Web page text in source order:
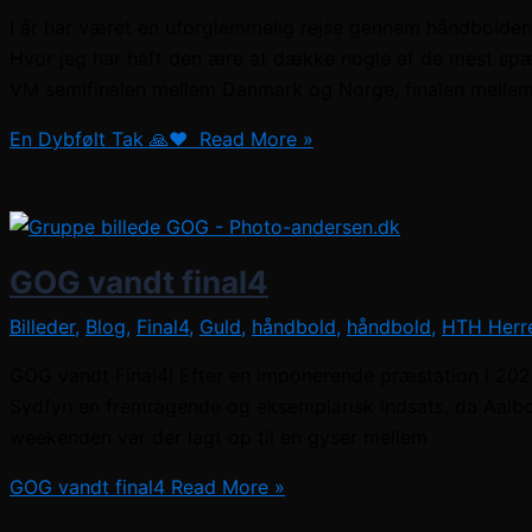
En Dybfølt Tak 🙏❤️ ​ Read More »
GOG vandt final4
Billeder, Blog, Final4, Guld, håndbold, håndbold, HTH
GOG vandt final4 Read More »